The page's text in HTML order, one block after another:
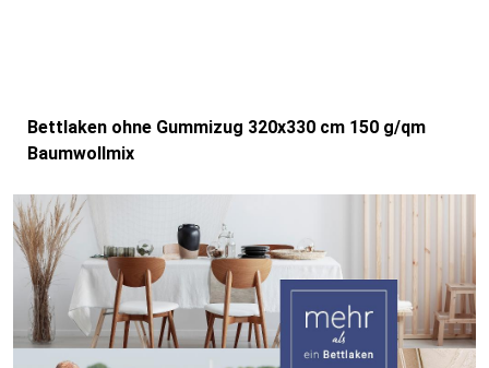
Bettlaken ohne Gummizug 320x330 cm 150 g/qm
Baumwollmix